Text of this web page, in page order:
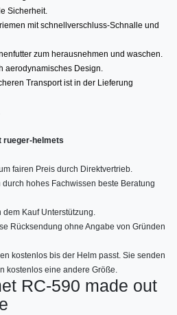
Sicherheit.
mit schnellverschluss-Schnalle und
zum herausnehmen und waschen.
aerodynamisches Design.
Transport ist in der Lieferung
rueger-helmets
fairen Preis durch Direktvertrieb.
hohes Fachwissen beste Beratung
Kauf Unterstützung.
Rücksendung ohne Angabe von Gründen
kostenlos bis der Helm passt. Sie senden
kostenlos eine andere Größe.
RC-590 made out